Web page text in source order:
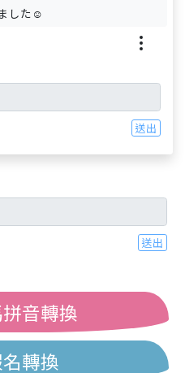
した☺️
送出
送出
音轉換
轉換